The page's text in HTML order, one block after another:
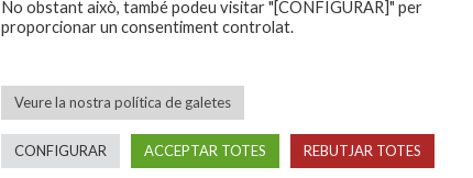
No obstant això, també podeu visitar "[CONFIGURAR]" per
proporcionar un consentiment controlat.
Veure la nostra política de galetes
CONFIGURAR ACCEPTAR TOTES REBUTJAR TOTES